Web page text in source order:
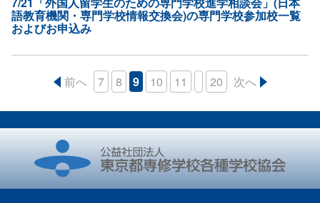
語教育機関・専門学校情報交換会)の専門学校参加校一覧
およびお申込み
前へ 7 8 9 10 11 20 次へ